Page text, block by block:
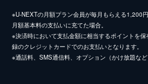
※U-NEXTの月額プラン会員が毎月もらえる1,200
月額基本料の支払いに充てた場合。
※決済時において支払金額に相当するポイントを
録のクレジットカードでのお支払いとなります。
※通話料、SMS通信料、オプション（かけ放題な